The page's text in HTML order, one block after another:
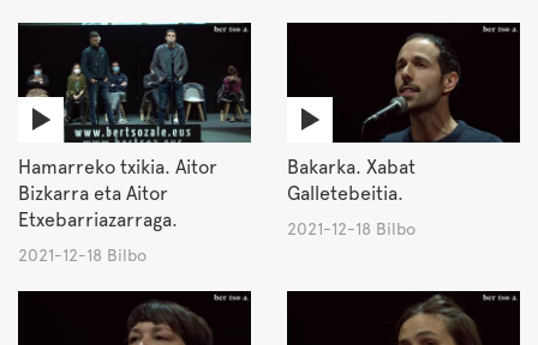
Hamarreko txikia. Aitor
Bizkarra eta Aitor
Etxebarriazarraga.
2021-12-18 Bilbo
Bakarka. Xabat
Galletebeitia.
2021-12-18 Bilbo